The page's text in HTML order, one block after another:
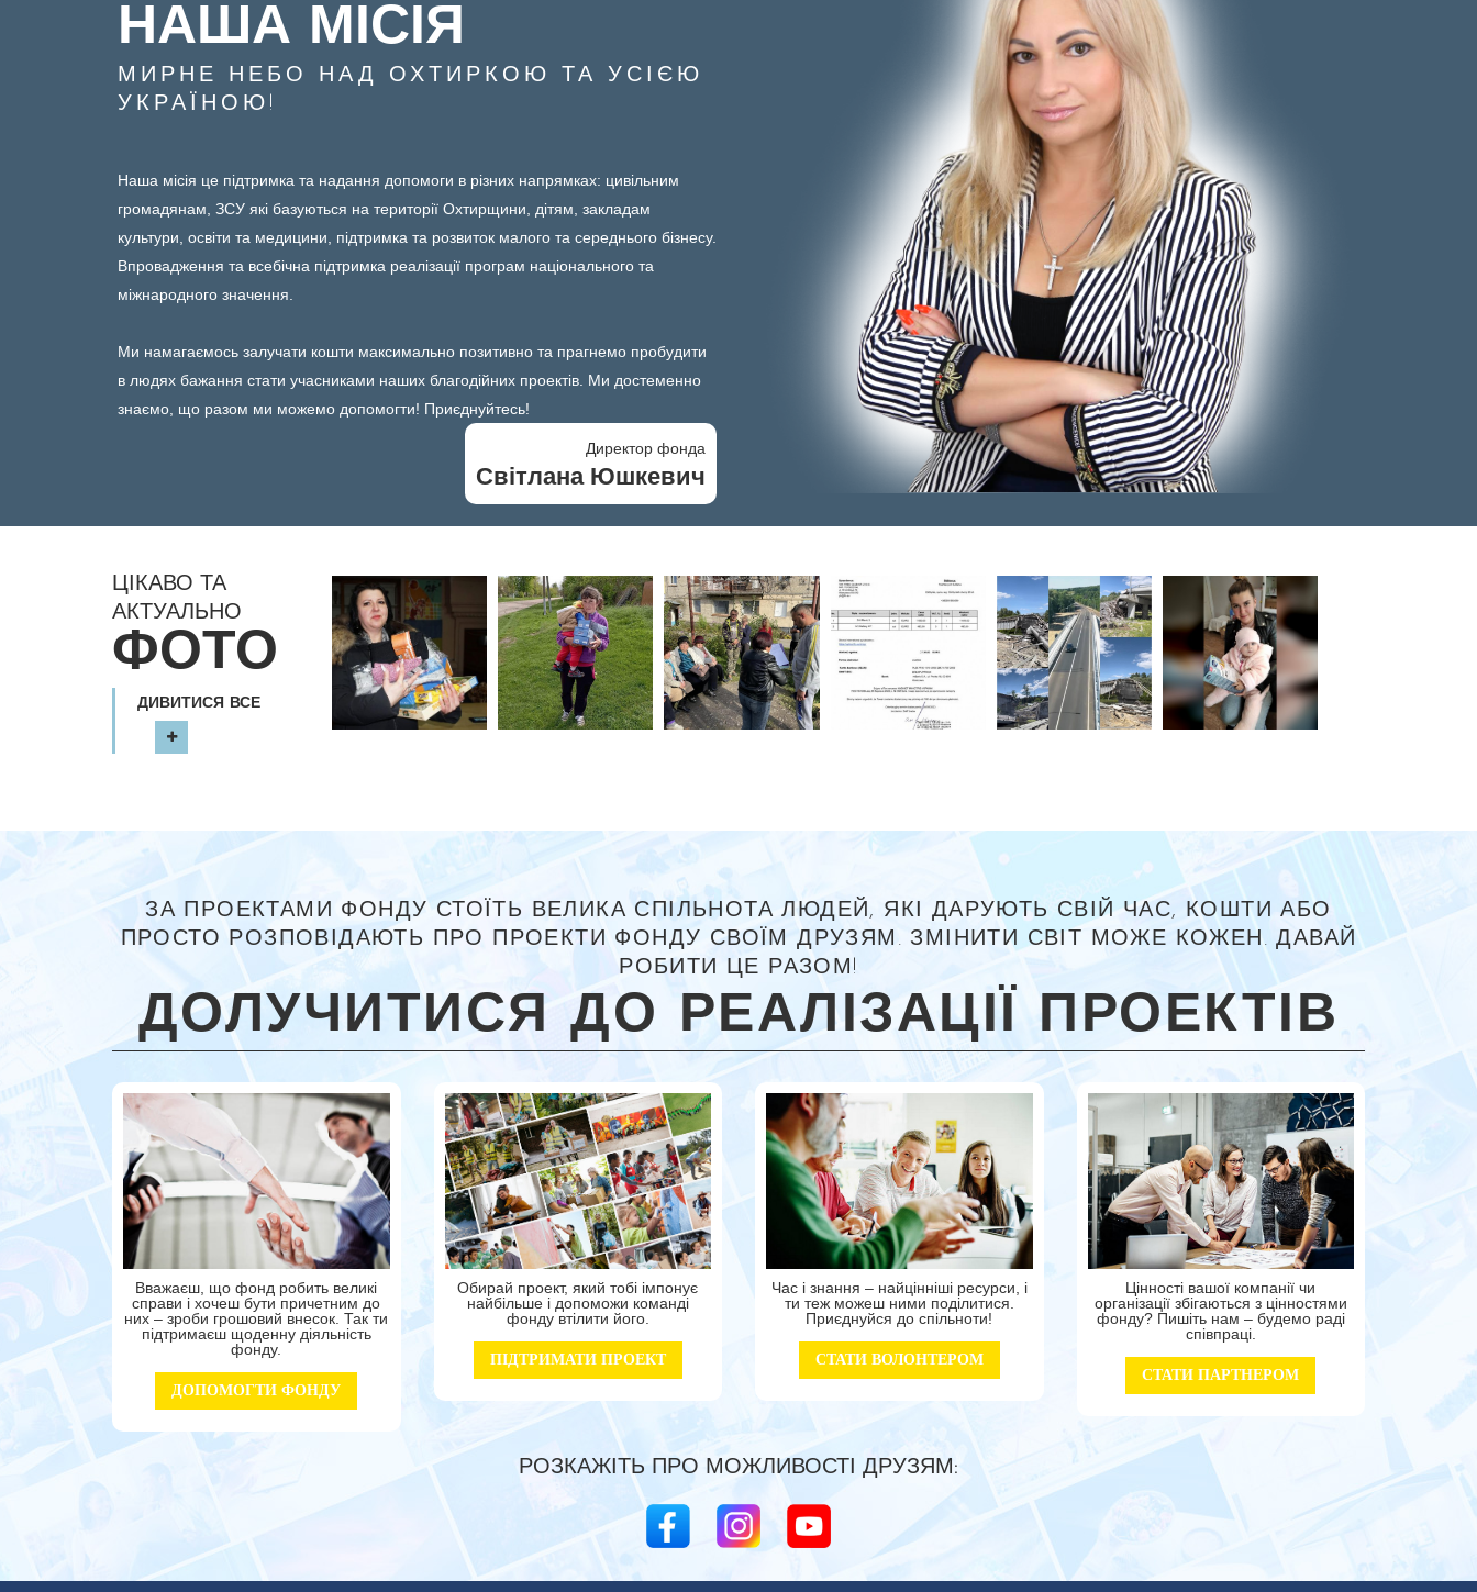
НАША МІСІЯ
МИРНЕ НЕБО НАД ОХТИРКОЮ ТА УСІЄЮ
УКРАЇНОЮ!
Наша місія це підтримка та надання допомоги в різних напрямках: цивільним
громадянам, ЗСУ які базуються на території Охтирщини, дітям, закладам
культури, освіти та медицини, підтримка та розвиток малого та середнього бізнесу.
Впровадження та всебічна підтримка реалізації програм національного та
міжнародного значення.
Ми намагаємось залучати кошти максимально позитивно та прагнемо пробудити
в людях бажання стати учасниками наших благодійних проектів. Ми достеменно
знаємо, що разом ми можемо допомогти! Приєднуйтесь!
Директор фонда
Світлана Юшкевич
ЦІКАВО ТА
АКТУАЛЬНО
ФОТО
ДИВИТИСЯ ВСЕ
ЗА ПРОЕКТАМИ ФОНДУ СТОЇТЬ ВЕЛИКА СПІЛЬНОТА ЛЮДЕЙ, ЯКІ ДАРУЮТЬ СВІЙ ЧАС, КОШТИ АБО
ПРОСТО РОЗПОВІДАЮТЬ ПРО ПРОЕКТИ ФОНДУ СВОЇМ ДРУЗЯМ. ЗМІНИТИ СВІТ МОЖЕ КОЖЕН. ДАВАЙ
РОБИТИ ЦЕ РАЗОМ!
ДОЛУЧИТИСЯ ДО РЕАЛІЗАЦІЇ ПРОЕКТІВ
Вважаєш, що фонд робить великі
справи і хочеш бути причетним до
них – зроби грошовий внесок. Так ти
підтримаєш щоденну діяльність
фонду.
ДОПОМОГТИ ФОНДУ
Обирай проект, який тобі імпонує
найбільше і допоможи команді
фонду втілити його.
ПІДТРИМАТИ ПРОЕКТ
Час і знання – найцінніші ресурси, і
ти теж можеш ними поділитися.
Приєднуйся до спільноти!
СТАТИ ВОЛОНТЕРОМ
Цінності вашої компанії чи
організації збігаються з цінностями
фонду? Пишіть нам – будемо раді
співпраці.
СТАТИ ПАРТНЕРОМ
РОЗКАЖІТЬ ПРО МОЖЛИВОСТІ ДРУЗЯМ: